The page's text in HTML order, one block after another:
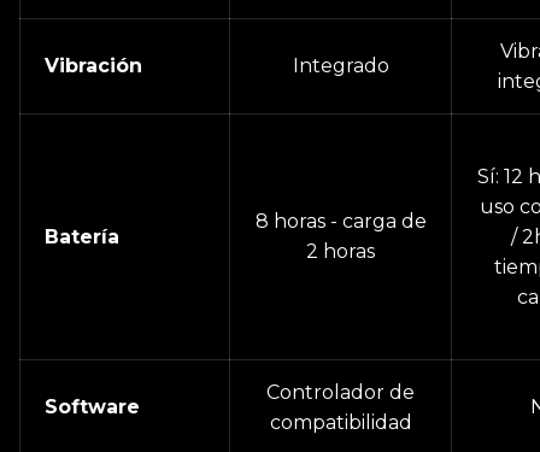
Vibración Integrado
Batería
8 horas - carga de
2 horas
Sí: 12
uso
/
Software
Controlador de
compatibilidad